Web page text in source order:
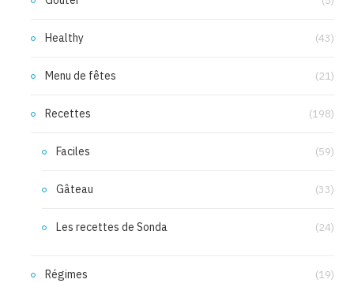
Healthy (43)
Menu de fêtes (21)
Recettes (198)
Faciles (59)
Gâteau (33)
Les recettes de Sonda (24)
Régimes (19)